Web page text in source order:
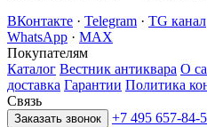
ВКонтакте · Telegram · TG канал
WhatsApp · MAX
Покупателям
Каталог Вестник антиквара О
доставка Гарантии Политика
Связь
Заказать звонок +7 495 657-84-